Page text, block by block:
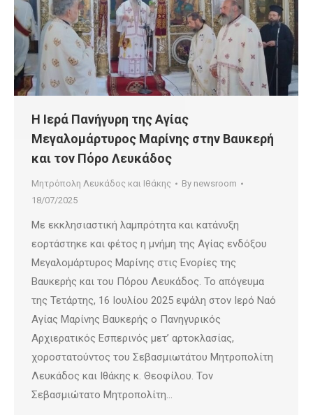
Η Ιερά Πανήγυρη της Αγίας
Μεγαλομάρτυρος Μαρίνης στην Βαυκερή
και τον Πόρο Λευκάδος
Μητρόπολη Λευκάδος και Ιθάκης By newsroom
18/07/2025
Με εκκλησιαστική λαμπρότητα και κατάνυξη
εορτάστηκε και φέτος η μνήμη της Αγίας ενδόξου
Μεγαλομάρτυρος Μαρίνης στις Ενορίες της
Βαυκερής και του Πόρου Λευκάδος. Το απόγευμα
της Τετάρτης, 16 Ιουλίου 2025 εψάλη στον Ιερό Ναό
Αγίας Μαρίνης Βαυκερής ο Πανηγυρικός
Αρχιερατικός Εσπερινός μετ’ αρτοκλασίας,
χοροστατούντος του Σεβασμιωτάτου Μητροπολίτη
Λευκάδος και Ιθάκης κ. Θεοφίλου. Τον
Σεβασμιώτατο Μητροπολίτη…